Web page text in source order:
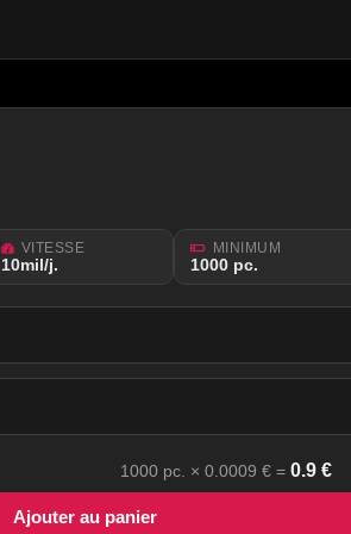
VITESSE
10mil/j.
MINIMUM
1000 рс.
1000 рс. × 0.0009 € = 0.9 €
Ajouter au panier